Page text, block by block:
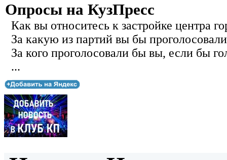
Опросы на КузПресс
Как вы относитесь к застройке центра
За какую из партий вы бы
За кого проголосовали бы вы, если бы
...